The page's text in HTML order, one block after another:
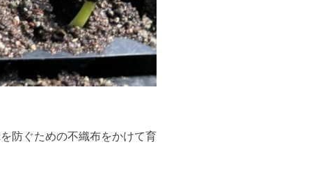
防ぐための不織布をかけて育